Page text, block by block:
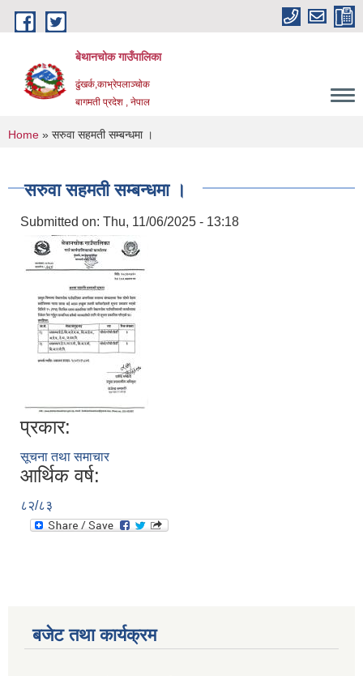
Skip to main content
बेथानचोक गाउँपालिका
ढुंखर्क,काभ्रेपलाञ्चाेक
बागमती प्रदेश , नेपाल
You are here
Home » सरुवा सहमती सम्बन्धमा ।
सरुवा सहमती सम्बन्धमा ।
Submitted on: Thu, 11/06/2025 - 13:18
प्रकार:
सूचना तथा समाचार
आर्थिक वर्ष:
८२/८३
बजेट तथा कार्यक्रम